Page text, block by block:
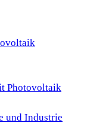
Photovoltaik
und Industrie